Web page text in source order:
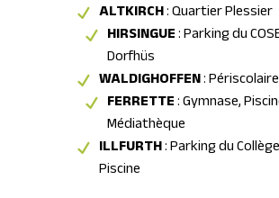
ALTKIRCH: Quartier Plessier
HIRSINGUE: Parking du
Dorfhüs
WALDIGHOFFEN: Périscolaire
FERRETTE: Gymnase,
Médiathèque
ILLFURTH: Parking du
Piscine